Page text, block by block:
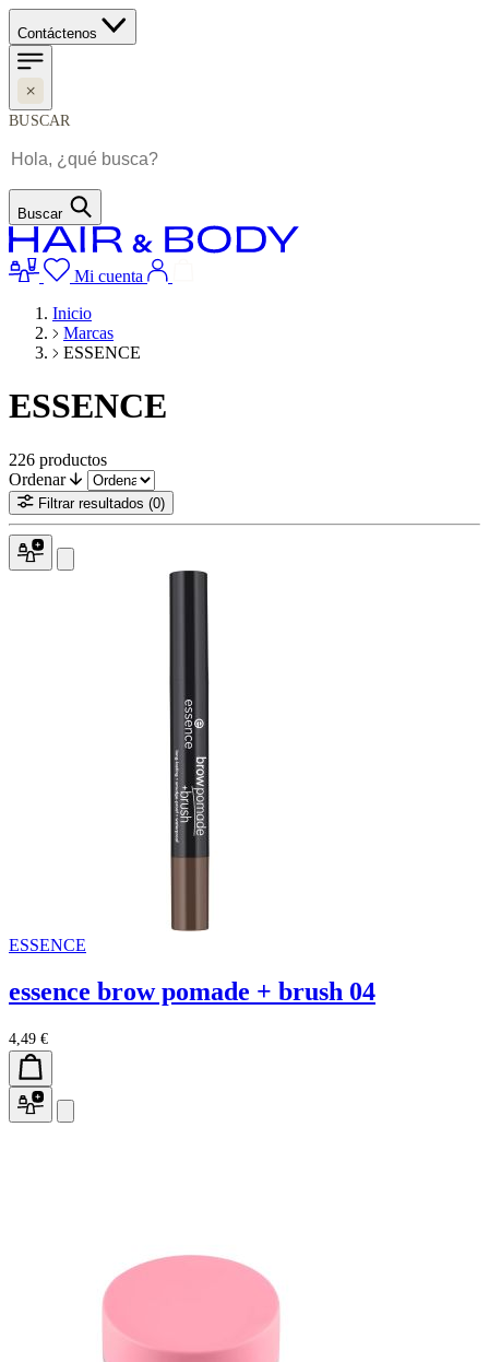
Contáctenos
BUSCAR
Buscar
Mi cuenta
Inicio
Marcas
ESSENCE
ESSENCE
226 productos
Ordenar
Filtrar resultados (0)
ESSENCE
essence brow pomade + brush 04
4,49 €